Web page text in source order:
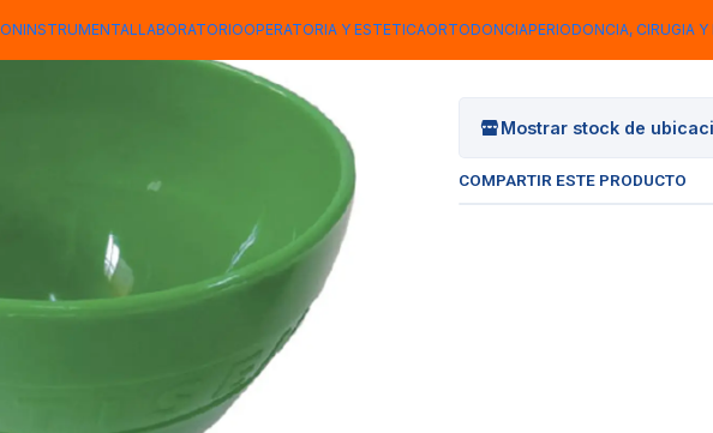
INSTRUMENTALLABORATORIOOPERATORIA Y ESTETICAORTODONCIAPERIODONCIA, CIRUGIA Y
Mostrar stock de
COMPARTIR ESTE PRODUCTO